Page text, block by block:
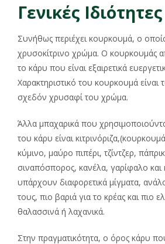
Γενικές Ιδιότητες
Συνήθως περιέχει κουρκουμά, ο
χρυσοκίτρινο χρώμα. Ο κουρκουμάς
το κάρυ που είναι εξαιρετικά
Χαρακτηριστικό του κουρκουμά είναι
σχεδόν χρυσαφί του χρώμα.
Άλλα μπαχαρικά που
του κάρυ είναι
κύμινο, μαύρο πιπέρι, τζίντζερ,
σιναπόσπορος, κανέλα, γαρίφαλο και
υπάρχουν διαφορετικά μίγματα,
τους, πιο βαριά για το κρέας και πιο
θαλασσινά ή λαχανικά.
Στην πραγματικότητα, ο όρος κάρυ